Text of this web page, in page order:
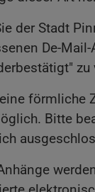
der Stadt
De-
förmliche
Bitte